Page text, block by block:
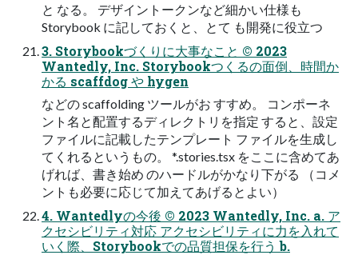
と なる。 デザイントークンなど細かい仕様も
Storybook に記しておくと、とて も開発に役立つ
3. Storybookづくりに大事なこと © 2023
Wantedly, Inc. Storybookつくるの面倒、時間か
かる scaffdog や hygen
などの scaffolding ツールがお すすめ。 コンポーネ
ント名と配置するディレクトリを指定 すると、設定
ファイルに記載したテンプレート ファイルを生成し
てくれるというもの。 *.stories.tsx をここに含めてあ
げれば、書き始め のハードルがかなり下がる （コメ
ントも必要に応じて加えてあげるとよい）
4. Wantedlyの今後 © 2023 Wantedly, Inc. a. ア
クセシビリティ対応 アクセシビリティに力を入れて
いく際、Storybookでの品質担保を行う b.